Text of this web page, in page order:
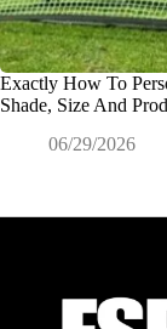
Exactly How To
Shade, Size And
06/29/2026